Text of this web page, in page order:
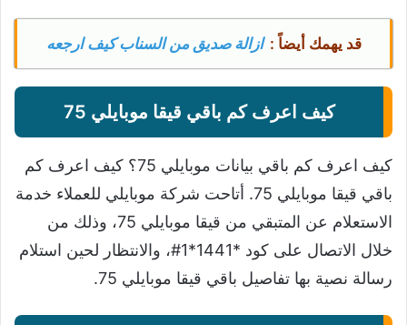
قد يهمك أيضاً : ازالة صديق من السناب كيف ارجعه
كيف اعرف كم باقي قيقا موبايلي 75
كيف اعرف كم باقي بيانات موبايلي 75؟ كيف اعرف كم
باقي قيقا موبايلي 75. أتاحت شركة موبايلي للعملاء خدمة
الاستعلام عن المتبقي من قيقا موبايلي 75، وذلك من
خلال الاتصال على كود *1441*1#، والانتظار لحين استلام
رسالة نصية بها تفاصيل باقي قيقا موبايلي 75.